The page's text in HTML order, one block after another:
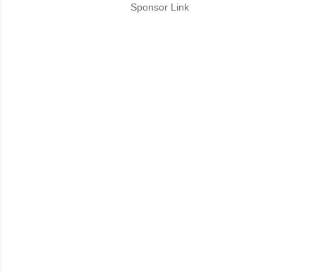
Sponsor Link